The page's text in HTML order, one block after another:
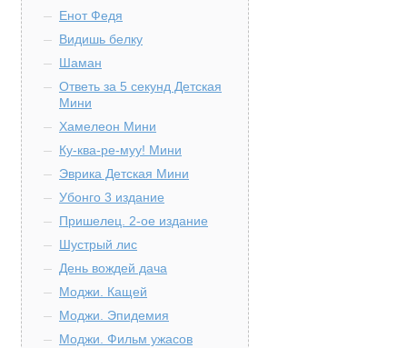
Енот Федя
Видишь белку
Шаман
Ответь за 5 секунд Детская
Мини
Хамелеон Мини
Ку-ква-ре-муу! Мини
Эврика Детская Мини
Убонго 3 издание
Пришелец. 2-ое издание
Шустрый лис
День вождей дача
Моджи. Кащей
Моджи. Эпидемия
Моджи. Фильм ужасов